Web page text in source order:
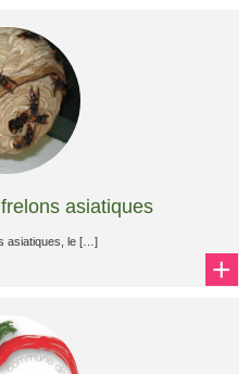
asiatiques
asiatiques, le […]
+